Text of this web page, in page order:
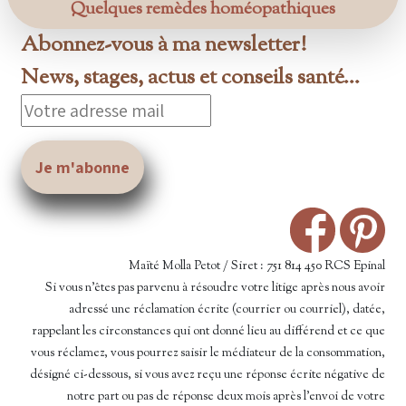
Quelques remèdes homéopathiques
Abonnez-vous à ma newsletter!
News, stages, actus et conseils santé...
Maïté Molla Petot / Siret : 751 814 450 RCS Epinal
Si vous n’êtes pas parvenu à résoudre votre litige après nous avoir
adressé une réclamation écrite (courrier ou courriel), datée,
rappelant les circonstances qui ont donné lieu au différend et ce que
vous réclamez, vous pourrez saisir le médiateur de la consommation,
désigné ci-dessous, si vous avez reçu une réponse écrite négative de
notre part ou pas de réponse deux mois après l’envoi de votre